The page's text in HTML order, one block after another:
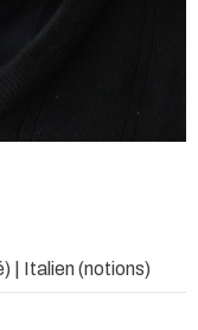
| Italien (notions)